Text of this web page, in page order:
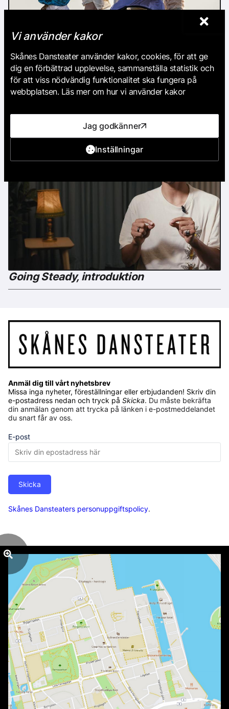
Going Steady, trailer
Going Steady, introduktion
Anmäl dig till vårt nyhetsbrev
Missa inga nyheter, föreställningar eller erbjudanden! Skriv din
e-postadress nedan och tryck på Skicka. Du måste bekräfta
din anmälan genom att trycka på länken i e-postmeddelandet
du snart får av oss.
E-post
Skicka
Skånes Dansteaters personuppgiftspolicy.
Vi använder kakor
Skånes Dansteater använder kakor, cookies, för att ge
dig en förbättrad upplevelse, sammanställa statistik och
för att viss nödvändig funktionalitet ska fungera på
webbplatsen. Läs mer om hur vi använder kakor
Jag godkänner
Inställningar